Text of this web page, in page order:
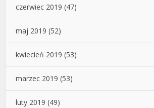
czerwiec 2019 (47)
maj 2019 (52)
kwiecień 2019 (53)
marzec 2019 (53)
luty 2019 (49)